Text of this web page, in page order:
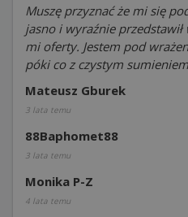
Muszę przyznać że mi się
jasno i wyraźnie
mi oferty. Jestem pod
póki co z czystym
Mateusz Gburek
3 lata temu
88Baphomet88
3 lata temu
Monika P-Z
4 lata temu